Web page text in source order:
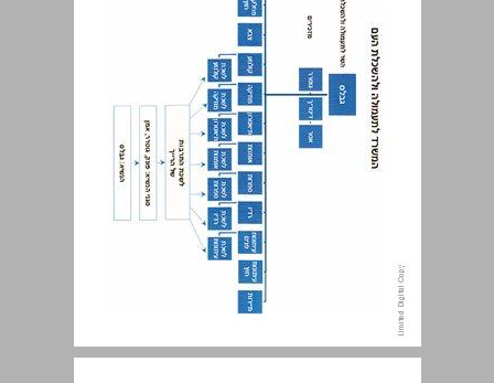
תוכן העניינים ... 7